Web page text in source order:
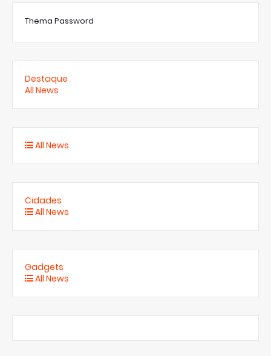
Thema Password
Destaque
All News
All News
Cidades
All News
Gadgets
All News